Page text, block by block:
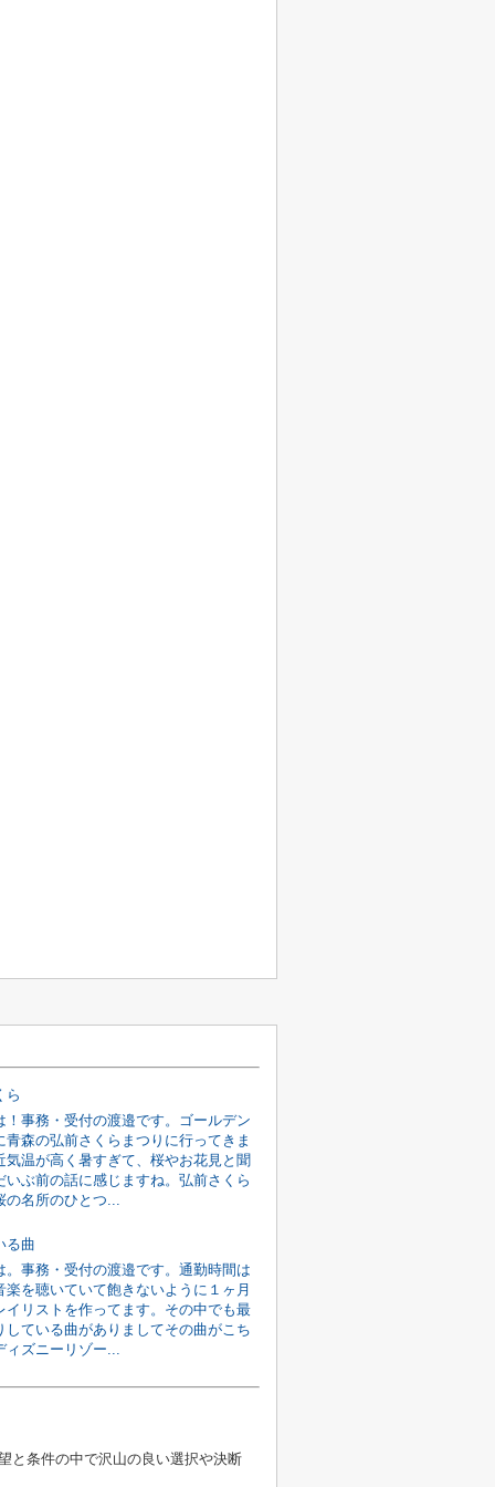
ら
！事務・受付の渡邉です。ゴールデン
青森の弘前さくらまつりに行ってきま
気温が高く暑すぎて、桜やお花見と聞
いぶ前の話に感じますね。弘前さくら
名所のひとつ...
る曲
。事務・受付の渡邉です。通勤時間は
楽を聴いていて飽きないように１ヶ月
イリストを作ってます。その中でも最
している曲がありましてその曲がこち
ズニーリゾー...
と条件の中で沢山の良い選択や決断